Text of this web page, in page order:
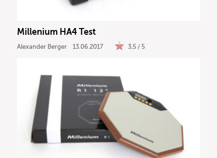
Millenium HA4 Test
Alexander Berger 13.06.2017 3,5 / 5